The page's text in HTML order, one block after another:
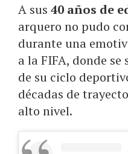
A sus 40 años de
arquero no pudo
durante una
a la FIFA, donde
de su ciclo
décadas de
alto nivel.